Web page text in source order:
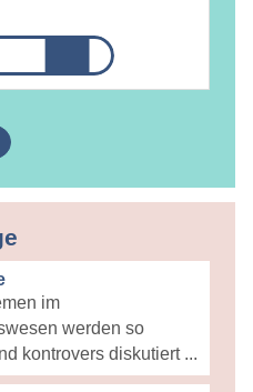
im
werden so
kontrovers diskutiert ...